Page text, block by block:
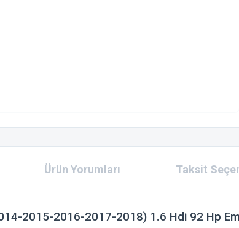
Ürün Yorumları Taksit
2015-2016-2017-2018) 1.6 Hdi 92 Hp